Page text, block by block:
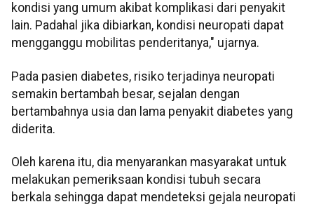
kondisi yang umum akibat komplikasi dari penyakit
lain. Padahal jika dibiarkan, kondisi neuropati dapat
mengganggu mobilitas penderitanya," ujarnya.
Pada pasien diabetes, risiko terjadinya neuropati
semakin bertambah besar, sejalan dengan
bertambahnya usia dan lama penyakit diabetes yang
diderita.
Oleh karena itu, dia menyarankan masyarakat untuk
melakukan pemeriksaan kondisi tubuh secara
berkala sehingga dapat mendeteksi gejala neuropati